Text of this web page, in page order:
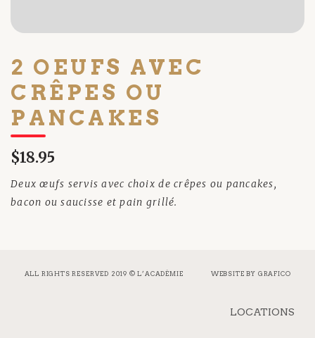
2 OEUFS AVEC
CRÊPES OU
PANCAKES
$18.95
Deux œufs servis avec choix de crêpes ou pancakes,
bacon ou saucisse et pain grillé.
ALL RIGHTS RESERVED 2019 © L’ACADÉMIE WEBSITE BY GRAFICO
LOCATIONS